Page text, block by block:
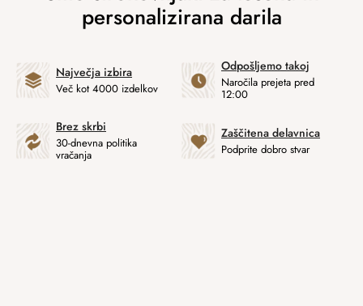
Največja izbira
Več kot 4000 izdelkov
Odpošljemo takoj
Naročila prejeta pred
12:00
Brez skrbi
30-dnevna politika
vračanja
Zaščitena delavnica
Podprite dobro stvar